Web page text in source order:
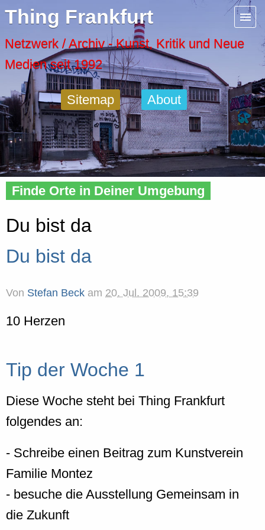
Thing Frankfurt
Netzwerk / Archiv - Kunst, Kritik und Neue
Medien seit 1992
Sitemap About
Home »About» Dein Ding
Finde Orte in Deiner Umgebung
Du bist da
Du bist da
Von Stefan Beck am 20. Jul. 2009, 15:39
10 Herzen
Tip der Woche 1
Diese Woche steht bei Thing Frankfurt
folgendes an:
- Schreibe einen Beitrag zum Kunstverein
Familie Montez
- besuche die Ausstellung Gemeinsam in
die Zukunft
Menu
Artspaces
Cool Places
Frankfurt Diary
Activity
Recent Posts